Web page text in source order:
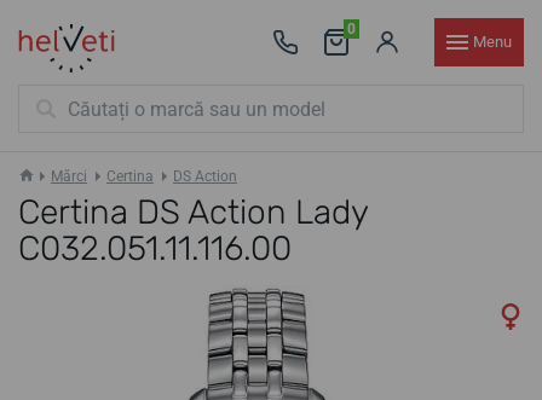
0
Menu
Mărci Certina DS Action
Certina DS Action Lady
C032.051.11.116.00